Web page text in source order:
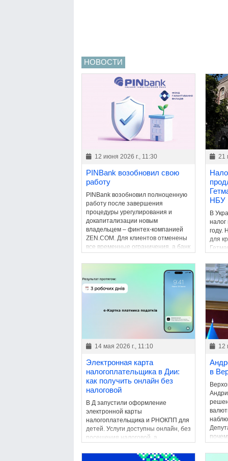
НОВОСТИ
12 июня 2026 г., 11:30
PINBank возобновил свою
работу
PINBank возобновил полноценную
работу после завершения
процедуры урегулирования и
докапитализации новым
владельцем – финтех-компанией
ZEN.COM. Для клиентов отменены
все временные ограничения, а банк
вернулся к обычной деятельности.
21
НБУ
В
году.
для
14 мая 2026 г., 11:10
Электронная карта
налогоплательщика в Дии:
как получить онлайн без
налоговой
В Д запустили оформление
электронной карты
налогоплательщика и РНОКПП для
детей. Услуги доступны онлайн, без
посещения налоговой, а
же юридическую силу, как и
12
в